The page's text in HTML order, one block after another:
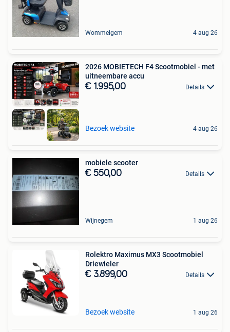
Wommelgem 4 aug 26
2026 MOBIETECH F4 Scootmobiel - met
uitneembare accu
€ 1.995,00 Details
Bezoek website 4 aug 26
mobiele scooter
€ 550,00 Details
Wijnegem 1 aug 26
Rolektro Maximus MX3 Scootmobiel
Driewieler
€ 3.899,00 Details
Bezoek website 1 aug 26